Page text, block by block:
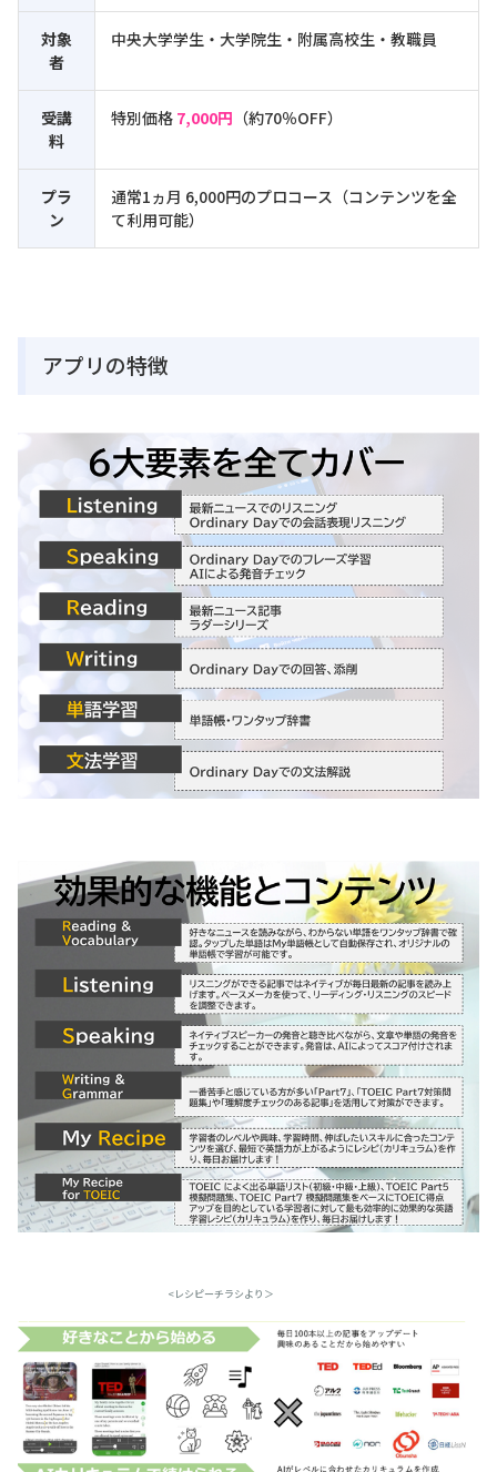
対象
者
中央大学学生・大学院生・附属高校生・教職員
受講
料
特別価格 7,000円 （約70％OFF）
プラ
ン
通常1ヵ月 6,000円のプロコース（コンテンツを全
て利用可能）
アプリの特徴
<レシピーチラシより＞